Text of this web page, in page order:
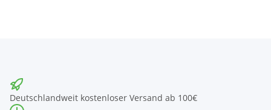
Deutschlandweit kostenloser Versand ab 100€